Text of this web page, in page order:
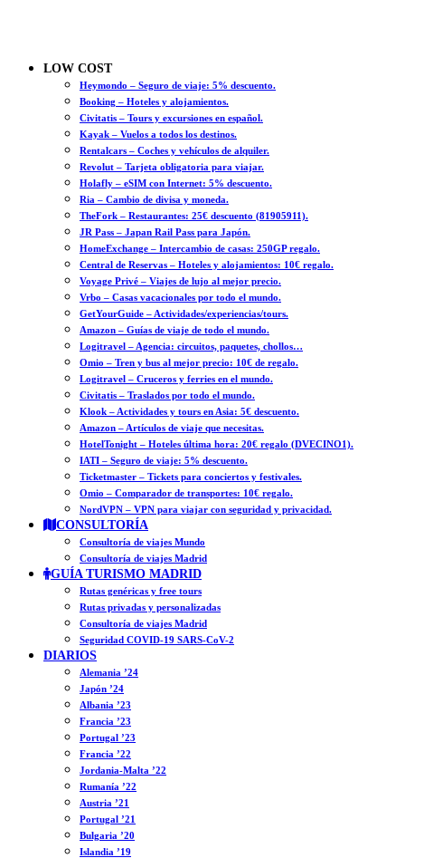
LOW COST
Heymondo – Seguro de viaje: 5% descuento.
Booking – Hoteles y alojamientos.
Civitatis – Tours y excursiones en español.
Kayak – Vuelos a todos los destinos.
Rentalcars – Coches y vehículos de alquiler.
Revolut – Tarjeta obligatoria para viajar.
Holafly – eSIM con Internet: 5% descuento.
Ria – Cambio de divisa y moneda.
TheFork – Restaurantes: 25€ descuento (81905911).
JR Pass – Japan Rail Pass para Japón.
HomeExchange – Intercambio de casas: 250GP regalo.
Central de Reservas – Hoteles y alojamientos: 10€ regalo.
Voyage Privé – Viajes de lujo al mejor precio.
Vrbo – Casas vacacionales por todo el mundo.
GetYourGuide – Actividades/experiencias/tours.
Amazon – Guías de viaje de todo el mundo.
Logitravel – Agencia: circuitos, paquetes, chollos…
Omio – Tren y bus al mejor precio: 10€ de regalo.
Logitravel – Cruceros y ferries en el mundo.
Civitatis – Traslados por todo el mundo.
Klook – Actividades y tours en Asia: 5€ descuento.
Amazon – Artículos de viaje que necesitas.
HotelTonight – Hoteles última hora: 20€ regalo (DVECINO1).
IATI – Seguro de viaje: 5% descuento.
Ticketmaster – Tickets para conciertos y festivales.
Omio – Comparador de transportes: 10€ regalo.
NordVPN – VPN para viajar con seguridad y privacidad.
CONSULTORÍA
Consultoría de viajes Mundo
Consultoría de viajes Madrid
GUÍA TURISMO MADRID
Rutas genéricas y free tours
Rutas privadas y personalizadas
Consultoría de viajes Madrid
Seguridad COVID-19 SARS-CoV-2
DIARIOS
Alemania ’24
Japón ’24
Albania ’23
Francia ’23
Portugal ’23
Francia ’22
Jordania-Malta ’22
Rumanía ’22
Austria ’21
Portugal ’21
Bulgaria ’20
Islandia ’19